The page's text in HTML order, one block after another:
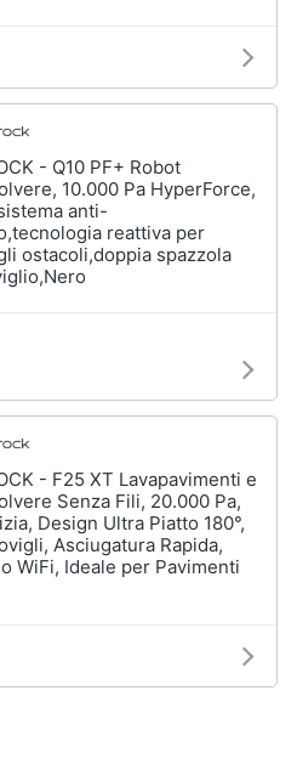
- Q10 PF+ Robot
10.000 Pa HyperForce,
anti-
reattiva per
ostacoli,doppia spazzola
- F25 XT Lavapavimenti e
Senza Fili, 20.000 Pa,
Design Ultra Piatto 180°,
Asciugatura Rapida,
WiFi, Ideale per Pavimenti